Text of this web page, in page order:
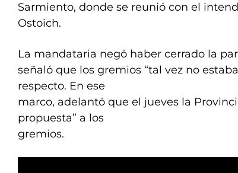
Sarmiento, donde se reunió con el
Ostoich.
La mandataria negó haber cerrado la
señaló que los gremios “tal vez no
respecto. En ese
marco, adelantó que el jueves la
propuesta” a los
gremios.